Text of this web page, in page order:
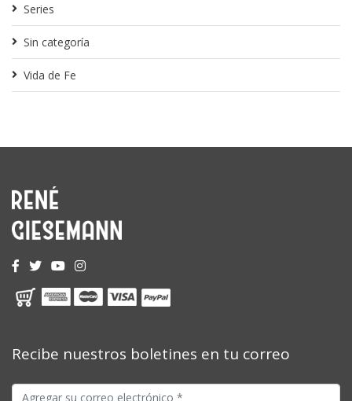
Series
Sin categoría
Vida de Fe
Recibe nuestros boletines en tu correo